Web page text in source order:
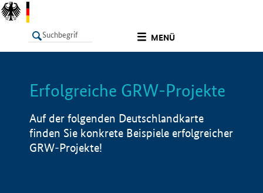
MENÜ
LISTE Info
Erfolgreiche GRW-Projekte
Auf der folgenden Deutschlandkarte
finden Sie konkrete Beispiele erfolgreicher
GRW-Projekte!